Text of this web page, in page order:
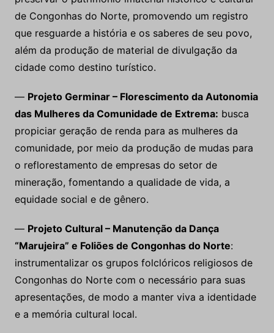
de Congonhas do Norte, promovendo um registro
que resguarde a história e os saberes de seu povo,
além da produção de material de divulgação da
cidade como destino turístico.
— Projeto Germinar – Florescimento da Autonomia
das Mulheres da Comunidade de Extrema: busca
propiciar geração de renda para as mulheres da
comunidade, por meio da produção de mudas para
o reflorestamento de empresas do setor de
mineração, fomentando a qualidade de vida, a
equidade social e de gênero.
— Projeto Cultural – Manutenção da Dança
“Marujeira” e Foliões de Congonhas do Norte:
instrumentalizar os grupos folclóricos religiosos de
Congonhas do Norte com o necessário para suas
apresentações, de modo a manter viva a identidade
e a memória cultural local.